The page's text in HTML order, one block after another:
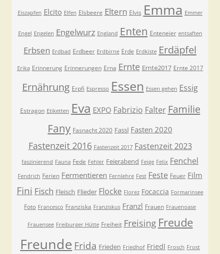
Eiszapfen Elcito Elfen Elsbeere Eltern Elvis Emma Emmer
Engel Engelen Engelwurz England Enten Enteneier entsaften
Erbsen Erdbad Erdbeer Erdbirne Erde Erdkiste Erdäpfel
Erika Erinnerung Erinnerungen Erna Ernte Ernte2017 Ernte 2017
Ernährung Erpfi Espresso Essen Essen gehen Essig
Estragon Etiketten Eva EXPO Fabrizio Falter Familie
Fany Fasnacht 2020 Fassl Fasten 2020
Fastenzeit 2016 Fastenzeit 2017 Fastenzeit 2023
faszinierend Fauna Fede Fehler Feierabend Feige Felix Fenchel
Fendrich Ferien Fermentieren Fernlehre Fest Feste Feuer Film
Fini Fisch Fleisch Flieder Flocke Florez Focaccia Formarinsee
Foto Francesco Franziska Franziskus Franzl Frauen Frauenoase
Frauensee Freiburger Hütte Freiheit Freising Freude
Freunde Frida Frieden Friedhof Friedl Frosch Frost